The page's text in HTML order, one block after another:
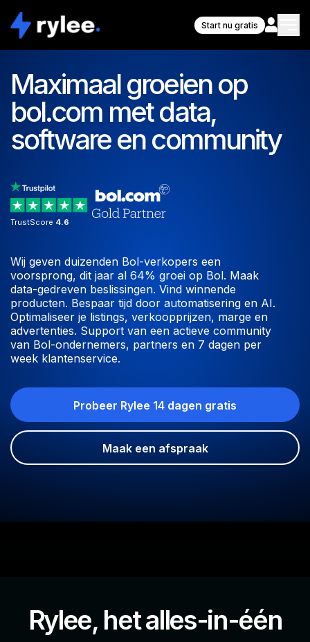
Start nu gratis
Maximaal groeien op
bol.com met data,
software en community
TrustScore 4.6
Wij geven duizenden Bol-verkopers een
voorsprong, dit jaar al 64% groei op Bol. Maak
data-gedreven beslissingen. Vind winnende
producten. Bespaar tijd door automatisering en AI.
Optimaliseer je listings, verkoopprijzen, marge en
advertenties. Support van een actieve community
van Bol-ondernemers, partners en 7 dagen per
week klantenservice.
Probeer Rylee 14 dagen gratis
Maak een afspraak
Rylee, het alles-in-één